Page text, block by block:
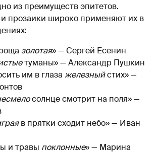
из преимуществ эпитетов.
прозаики широко применяют их в
золотая» — Сергей Есенин
туманы» — Александр Пушкин
им в глаза железныйстих» —
солнце смотрит на поля» —
в прятки сходит небо» — Иван
и травы поклонные» — Марина